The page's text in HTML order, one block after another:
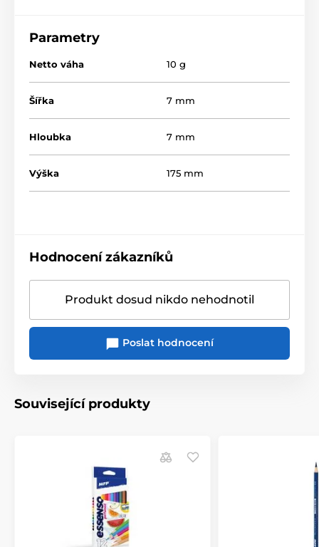
Parametry
Netto váha 10 g
Šířka 7 mm
Hloubka 7 mm
Výška 175 mm
Hodnocení zákazníků
Produkt dosud nikdo nehodnotil
Poslat hodnocení
Související produkty